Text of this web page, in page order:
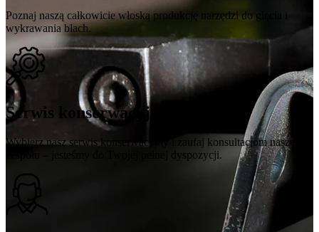
Poznaj naszą całkowicie włoską produkcję narzędzi do gięcia i
wykrawania blach.
Serwis konserwacyjny
Wybierz nasz serwis konserwacyjny i zaufaj konsultacjom naszego
zespołu – jesteśmy do Twojej pełnej dyspozycji.